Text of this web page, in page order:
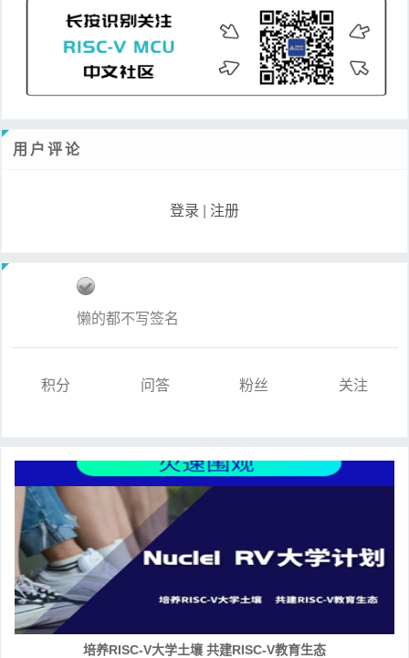
用户评论
登录 注册
懒的都不写签名
积分 问答 粉丝 关注
培养RISC-V大学土壤 共建RISC-V教育生态